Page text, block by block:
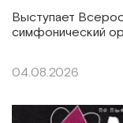
Выступает
симфонический
04.08.2026